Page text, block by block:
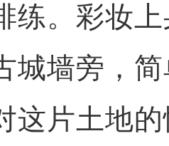
练。彩妆
城墙旁，
这片土地